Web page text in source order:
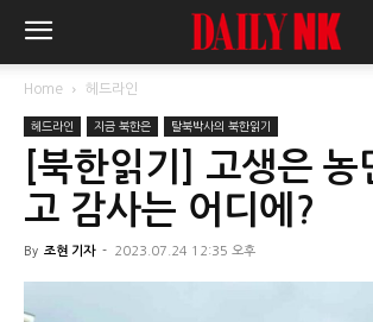
Home 헤드라인
헤드라인 지금 북한은 탈북박사의 북한읽기
[북한읽기] 고생은 농
고 감사는 어디에?
By 조현 기자 - 2023.07.24 12:35 오후